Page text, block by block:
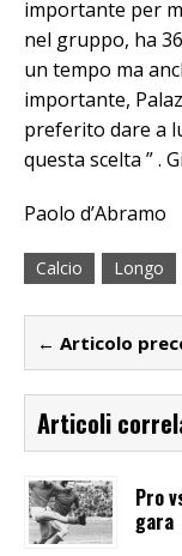
importante per
nel gruppo, ha
un tempo ma
importante,
preferito dare a
questa scelta ” .
Paolo d’Abramo
Calcio Longo
← Articolo
Articoli
Pro
gara